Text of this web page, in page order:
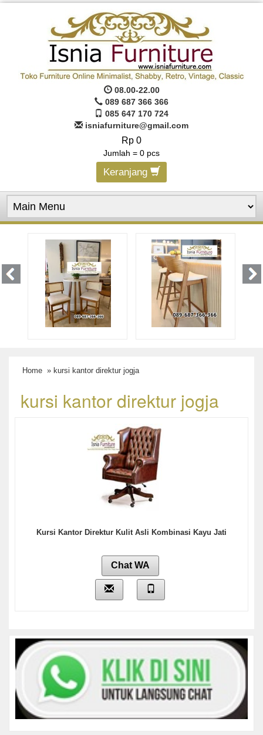
08.00-22.00
089 687 366 366
085 647 170 724
isniafurniture@gmail.com
Rp 0
Jumlah = 0 pcs
Keranjang
Home » kursi kantor direktur jogja
kursi kantor direktur jogja
Kursi Kantor Direktur Kulit Asli Kombinasi Kayu Jati
Chat WA